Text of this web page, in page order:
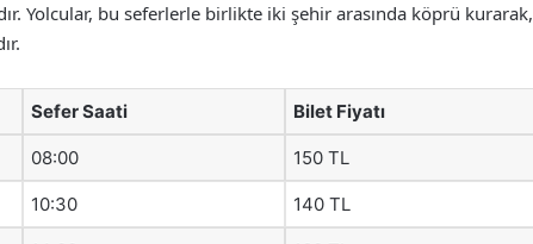
Yolcular, bu seferlerle birlikte iki şehir arasında köprü kurarak,
Sefer Saati Bilet Fiyatı
08:00 150 TL
10:30 140 TL